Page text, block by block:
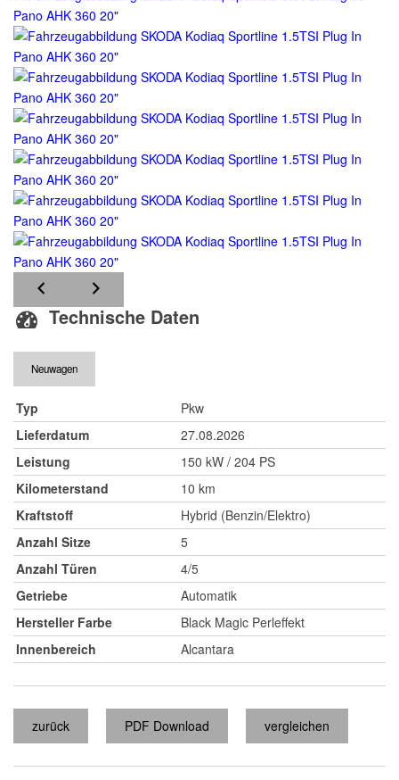
Technische Daten
Neuwagen
Typ
Pkw
Lieferdatum
27.08.2026
Leistung
150 kW / 204 PS
Kilometerstand
10 km
Kraftstoff
Hybrid (Benzin/Elektro)
Anzahl Sitze
5
Anzahl Türen
4/5
Getriebe
Automatik
Hersteller Farbe
Black Magic Perleffekt
Innenbereich
Alcantara
zurück PDF Download vergleichen